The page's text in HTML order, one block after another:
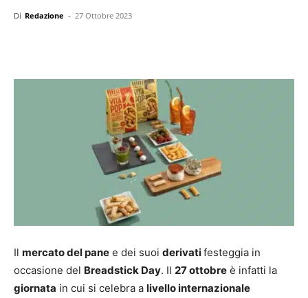
Di Redazione - 27 Ottobre 2023
Il mercato del pane e dei suoi derivatifesteggia in
occasione del Breadstick Day. Il 27 ottobre è infatti la
giornata in cui si celebra a livello internazionale